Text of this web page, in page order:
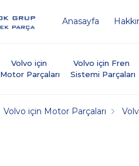
Anasayfa
Volvo için
Motor Parçaları
Volvo için Fren
Sistemi Parçaları
Volvo için Motor Parçaları